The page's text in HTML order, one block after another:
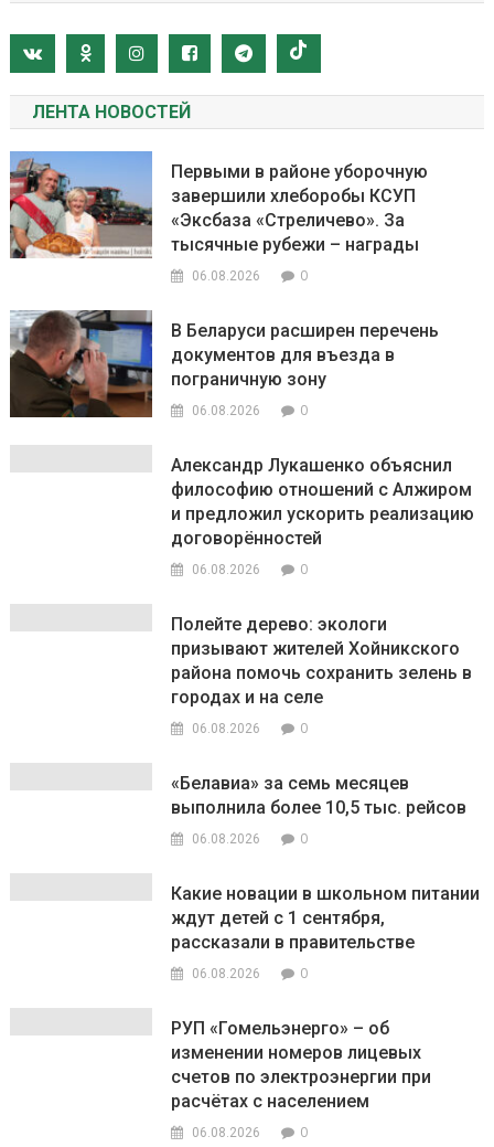
ЛЕНТА НОВОСТЕЙ
Первыми в районе уборочную
завершили хлеборобы КСУП
«Эксбаза «Стреличево». За
тысячные рубежи – награды
06.08.2026 0
В Беларуси расширен перечень
документов для въезда в
пограничную зону
06.08.2026 0
Александр Лукашенко объяснил
философию отношений с Алжиром
и предложил ускорить реализацию
договорённостей
06.08.2026 0
Полейте дерево: экологи
призывают жителей Хойникского
района помочь сохранить зелень в
городах и на селе
06.08.2026 0
«Белавиа» за семь месяцев
выполнила более 10,5 тыс. рейсов
06.08.2026 0
Какие новации в школьном питании
ждут детей с 1 сентября,
рассказали в правительстве
06.08.2026 0
РУП «Гомельэнерго» – об
изменении номеров лицевых
счетов по электроэнергии при
расчётах с населением
06.08.2026 0